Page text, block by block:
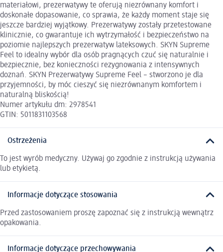
materiałowi, prezerwatywy te oferują niezrównany komfort i
doskonałe dopasowanie, co sprawia, że każdy moment staje się
jeszcze bardziej wyjątkowy. Prezerwatywy zostały przetestowane
klinicznie, co gwarantuje ich wytrzymałość i bezpieczeństwo na
poziomie najlepszych prezerwatyw lateksowych. SKYN Supreme
Feel to idealny wybór dla osób pragnących czuć się naturalnie i
bezpiecznie, bez konieczności rezygnowania z intensywnych
doznań. SKYN Prezerwatywy Supreme Feel – stworzono je dla
przyjemności, by móc cieszyć się niezrównanym komfortem i
naturalną bliskością!
Numer artykułu dm: 2978541
GTIN: 5011831103568
Ostrzeżenia
To jest wyrób medyczny. Używaj go zgodnie z instrukcją używania
lub etykietą.
Informacje dotyczące stosowania
Przed zastosowaniem proszę zapoznać się z instrukcją wewnątrz
opakowania.
Informacje dotyczące przechowywania